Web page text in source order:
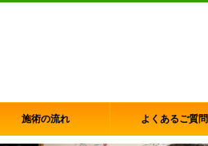
施術の流れ よくあるご質問